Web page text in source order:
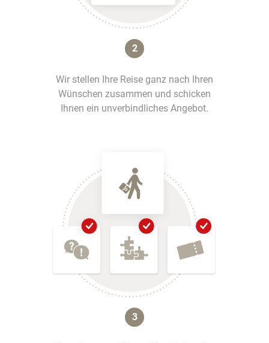
2
Wir stellen Ihre Reise ganz nach Ihren
Wünschen zusammen und schicken
Ihnen ein unverbindliches Angebot.
3